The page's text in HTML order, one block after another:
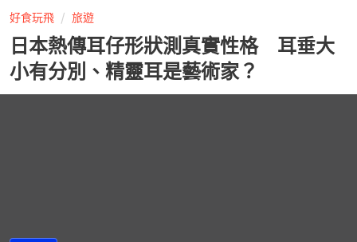
好食玩飛 旅遊
日本熱傳耳仔形狀測真實性格 耳垂大
小有分別、精靈耳是藝術家？